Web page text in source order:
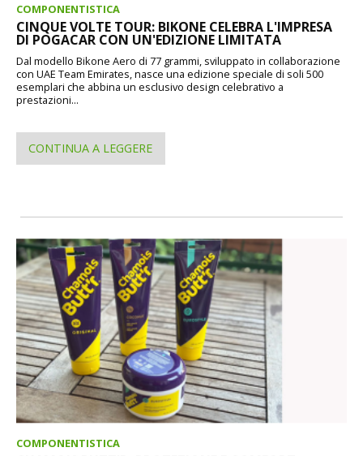
COMPONENTISTICA
CINQUE VOLTE TOUR: BIKONE CELEBRA L'IMPRESA
DI POGACAR CON UN'EDIZIONE LIMITATA
Dal modello Bikone Aero di 77 grammi, sviluppato in collaborazione
con UAE Team Emirates, nasce una edizione speciale di soli 500
esemplari che abbina un esclusivo design celebrativo a
prestazioni...
CONTINUA A LEGGERE
COMPONENTISTICA